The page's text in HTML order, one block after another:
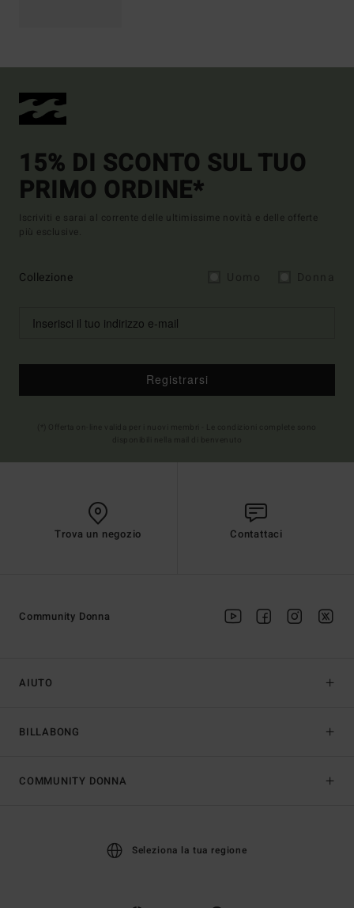
15% DI SCONTO SUL TUO
PRIMO ORDINE*
Iscriviti e sarai al corrente delle ultimissime novità e delle offerte
più esclusive.
Collezione
Registrarsi
Trova un negozio Contattaci
AIUTO
BILLABONG
Community Donna
COMMUNITY DONNA
Seleziona la tua regione